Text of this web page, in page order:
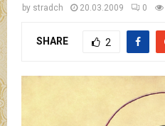
by stradch 20.03.2009 0
SHARE 2